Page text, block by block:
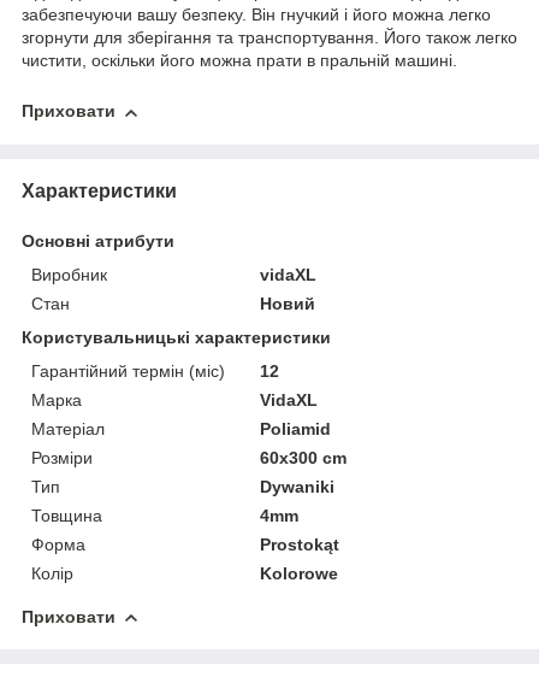
забезпечуючи вашу безпеку. Він гнучкий і його можна легко
згорнути для зберігання та транспортування. Його також легко
чистити, оскільки його можна прати в пральній машині.
Приховати
Характеристики
Основні атрибути
Виробник
vidaXL
Стан
Новий
Користувальницькі характеристики
Гарантійний термін (міс)
12
Марка
VidaXL
Матеріал
Poliamid
Розміри
60x300 cm
Тип
Dywaniki
Товщина
4mm
Форма
Prostokąt
Колір
Kolorowe
Приховати